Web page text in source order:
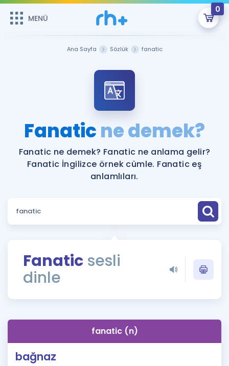
MENÜ
0
ÜYE DEĞİLİM
Sepetin Şu An Boş.
Remzi Hoca ile seni sınava hazırlayacak onlarca eğitim seni
bekliyor!
MENÜ
Faydalı Araçlar
Sözlük
Rehberlik Aracı
ÖSYM Sınav Takvimi
İngilizce Gramer
Hakkımızda
Ana Sayfa Sözlük fanatic
Fanaticne demek?
Fanatic ne demek? Fanatic ne anlama gelir?
Fanatic İngilizce örnek cümle. Fanatic eş
anlamlıları.
Fanatic sesli
dinle
fanatic (n)
bağnaz